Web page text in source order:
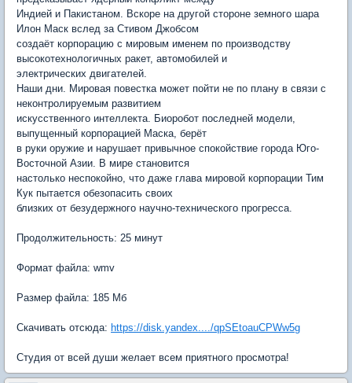
Индией и Пакистаном. Вскоре на другой стороне земного шара
Илон Маск вслед за Стивом Джобсом
создаёт корпорацию с мировым именем по производству
высокотехнологичных ракет, автомобилей и
электрических двигателей.
Наши дни. Мировая повестка может пойти не по плану в связи с
неконтролируемым развитием
искусственного интеллекта. Биоробот последней модели,
выпущенный корпорацией Маска, берёт
в руки оружие и нарушает привычное спокойствие города Юго-
Восточной Азии. В мире становится
настолько неспокойно, что даже глава мировой корпорации Тим
Кук пытается обезопасить своих
близких от безудержного научно-технического прогресса.
Продолжительность: 25 минут
Формат файла: wmv
Размер файла: 185 Мб
Скачивать отсюда: https://disk.yandex..../qpSEtoauCPWw5g
Студия от всей души желает всем приятного просмотра!